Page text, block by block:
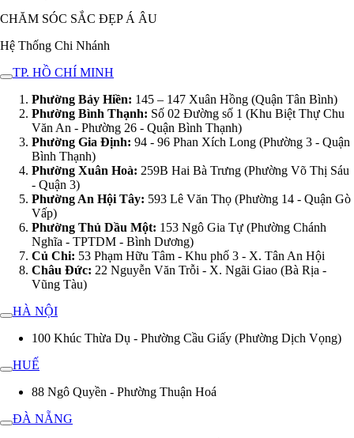
CHĂM SÓC SẮC ĐẸP Á ÂU
Hệ Thống Chi Nhánh
TP. HỒ CHÍ MINH
Phường Bảy Hiền: 145 – 147 Xuân Hồng (Quận Tân Bình)
Phường Bình Thạnh: Số 02 Đường số 1 (Khu Biệt Thự Chu
Văn An - Phường 26 - Quận Bình Thạnh)
Phường Gia Định: 94 - 96 Phan Xích Long (Phường 3 - Quận
Bình Thạnh)
Phường Xuân Hoà: 259B Hai Bà Trưng (Phường Võ Thị Sáu
- Quận 3)
Phường An Hội Tây: 593 Lê Văn Thọ (Phường 14 - Quận Gò
Vấp)
Phường Thủ Dầu Một: 153 Ngô Gia Tự (Phường Chánh
Nghĩa - TPTDM - Bình Dương)
Củ Chi: 53 Phạm Hữu Tâm - Khu phố 3 - X. Tân An Hội
Châu Đức: 22 Nguyễn Văn Trỗi - X. Ngãi Giao (Bà Rịa -
Vũng Tàu)
HÀ NỘI
100 Khúc Thừa Dụ - Phường Cầu Giấy (Phường Dịch Vọng)
HUẾ
88 Ngô Quyền - Phường Thuận Hoá
ĐÀ NẴNG